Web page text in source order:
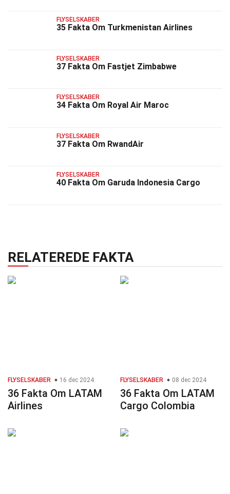
FLYSELSKABER
35 Fakta Om Turkmenistan Airlines
FLYSELSKABER
37 Fakta Om Fastjet Zimbabwe
FLYSELSKABER
34 Fakta Om Royal Air Maroc
FLYSELSKABER
37 Fakta Om RwandAir
FLYSELSKABER
40 Fakta Om Garuda Indonesia Cargo
RELATEREDE FAKTA
FLYSELSKABER 16 dec 2024
36 Fakta Om LATAM
Airlines
FLYSELSKABER 08 dec 2024
36 Fakta Om LATAM
Cargo Colombia